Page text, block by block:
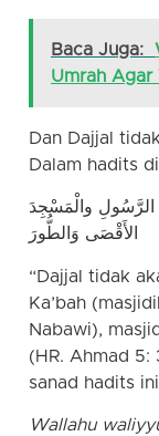
Baca Juga:
Umrah Agar
Dan Dajjal
Dalam hadits
الرَّسُولِ والْمَسْجِدَ
الأَقْصَى وَالطُّورَ
“Dajjal tidak
Ka’bah
Nabawi),
(HR. Ahmad 5:
sanad hadits
Wallahu